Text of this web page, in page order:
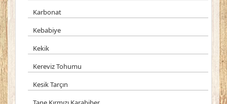
Karbonat
Kebabiye
Kekik
Kereviz Tohumu
Kesik Tarçın